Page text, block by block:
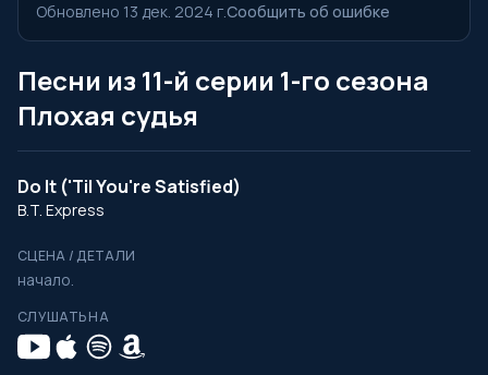
Обновлено 13 дек. 2024 г.Сообщить об ошибке
Песни из 11-й серии 1-го сезона
Плохая судья
Do It ('Til You're Satisfied)
B.T. Express
СЦЕНА / ДЕТАЛИ
начало.
СЛУШАТЬ НА